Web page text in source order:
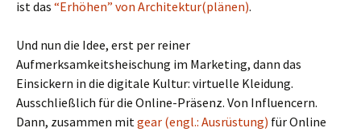
ist das “Erhöhen” von Architektur(plänen).
Und nun die Idee, erst per reiner
Aufmerksamkeitsheischung im Marketing, dann das
Einsickern in die digitale Kultur: virtuelle Kleidung.
Ausschließlich für die Online-Präsenz. Von Influencern.
Dann, zusammen mitgear (engl.: Ausrüstung) für Online